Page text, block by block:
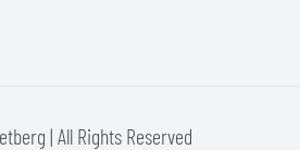
| All Rights Reserved